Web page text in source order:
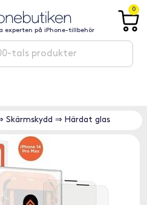
experten på iPhone-tillbehör
0
Skärmskydd ⇒ Härdat glas